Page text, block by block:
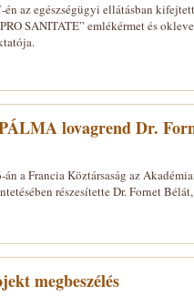
az egészségügyi ellátásban
SANITATE” emlékérmet és
lovagrend Dr.
a Francia Köztársaság az
részesítette Dr. Fornet
megbeszélés